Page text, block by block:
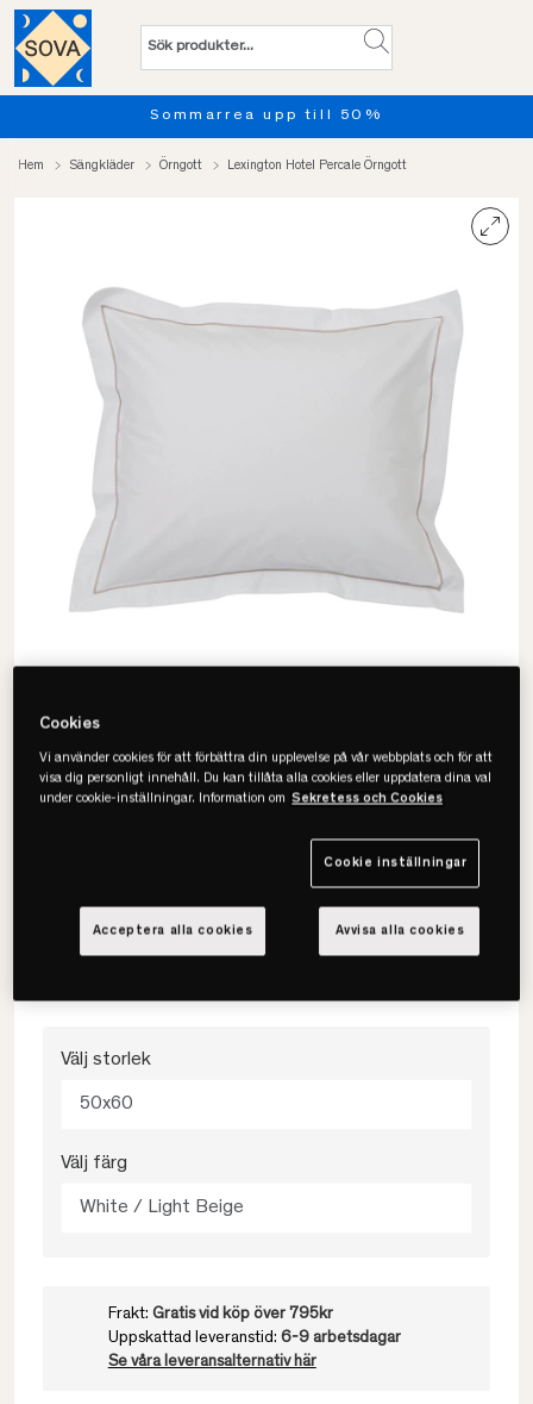
Sommarrea upp till 50%
Hem Sängkläder Örngott Lexington Hotel Percale Örngott
Hotel Percale Örngott
• 100% bomullspercale
• Flera storlekar & färger
Välj storlek
50x60
Välj färg
White / Light Beige
Frakt: Gratis vid köp över 795kr
Uppskattad leveranstid: 6-9 arbetsdagar
Se våra leveransalternativ här
Cookies
Vi använder cookies för att förbättra din upplevelse på vår webbplats och för att
visa dig personligt innehåll. Du kan tillåta alla cookies eller uppdatera dina val
under cookie-inställningar. Information om Sekretess och Cookies
Cookie inställningar
Avvisa alla cookies
Acceptera alla cookies